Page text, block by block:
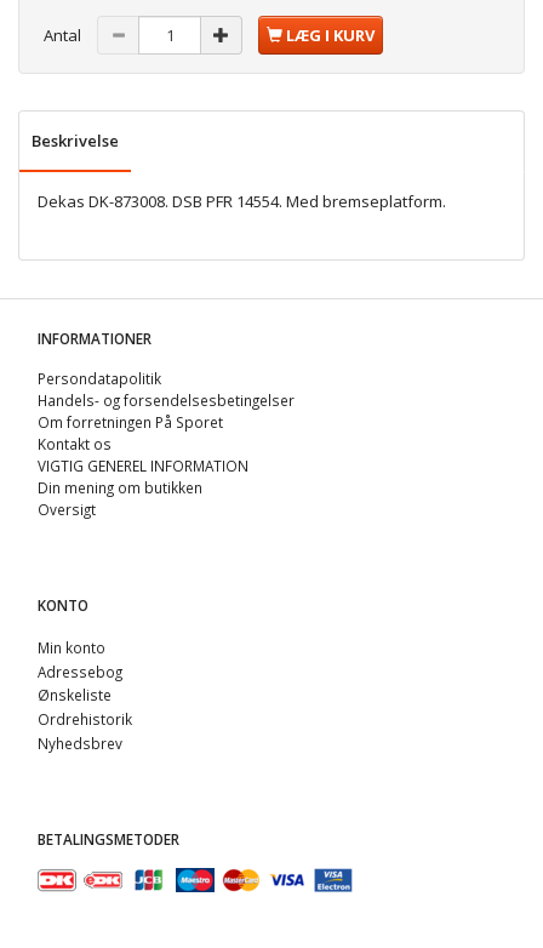
Antal LÆG I KURV
Beskrivelse
Dekas DK-873008. DSB PFR 14554. Med bremseplatform.
INFORMATIONER
Persondatapolitik
Handels- og forsendelsesbetingelser
Om forretningen På Sporet
Kontakt os
VIGTIG GENEREL INFORMATION
Din mening om butikken
Oversigt
KONTO
Min konto
Adressebog
Ønskeliste
Ordrehistorik
Nyhedsbrev
BETALINGSMETODER